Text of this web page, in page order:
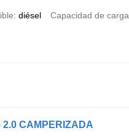
diésel Capacidad de carga
CAMPERIZADA